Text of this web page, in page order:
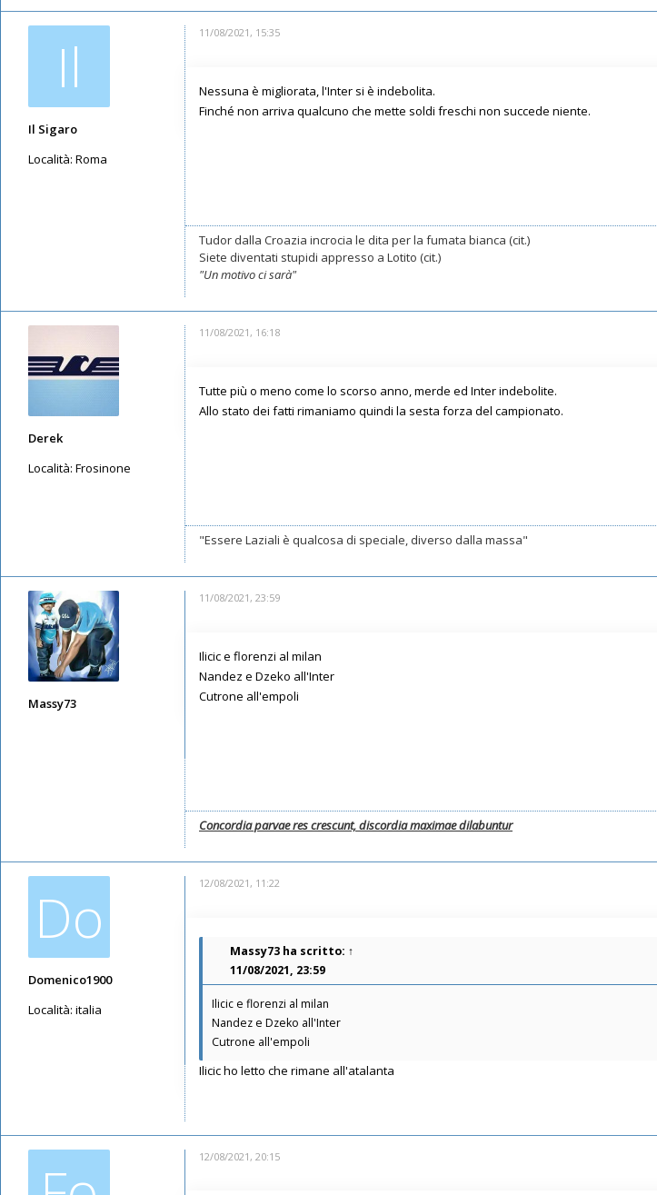
Il
Il Sigaro
Località: Roma
11/08/2021, 15:35
Nessuna è migliorata, l'Inter si è indebolita.
Finché non arriva qualcuno che mette soldi freschi non succede niente.
Tudor dalla Croazia incrocia le dita per la fumata bianca (cit.)
Siete diventati stupidi appresso a Lotito (cit.)
"Un motivo ci sarà"
Derek
Località: Frosinone
11/08/2021, 16:18
Tutte più o meno come lo scorso anno, merde ed Inter indebolite.
Allo stato dei fatti rimaniamo quindi la sesta forza del campionato.
"Essere Laziali è qualcosa di speciale, diverso dalla massa"
Massy73
11/08/2021, 23:59
Ilicic e florenzi al milan
Nandez e Dzeko all'Inter
Cutrone all'empoli
Concordia parvae res crescunt, discordia maximae dilabuntur
Do
Domenico1900
Località: italia
12/08/2021, 11:22
Massy73 ha scritto: ↑
11/08/2021, 23:59
Ilicic e florenzi al milan
Nandez e Dzeko all'Inter
Cutrone all'empoli
Ilicic ho letto che rimane all'atalanta
12/08/2021, 20:15